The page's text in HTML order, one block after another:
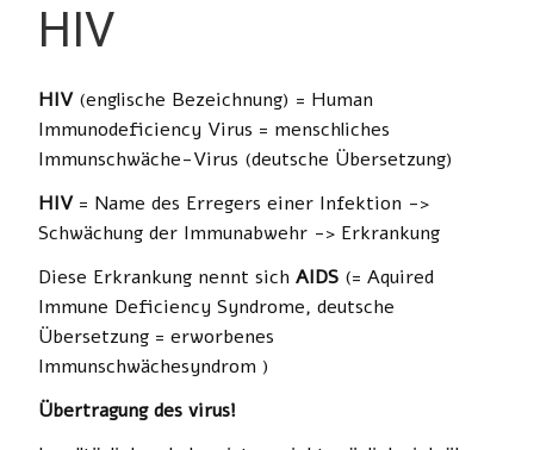
HIV
HIV(englische Bezeichnung) = Human
Immunodeficiency Virus = menschliches
Immunschwäche-Virus (deutsche Übersetzung)
HIV = Name des Erregers einer Infektion ->
Schwächung der Immunabwehr -> Erkrankung
Diese Erkrankung nennt sich AIDS (= Aquired
Immune Deficiency Syndrome, deutsche
Übersetzung = erworbenes
Immunschwächesyndrom )
Übertragung des virus!